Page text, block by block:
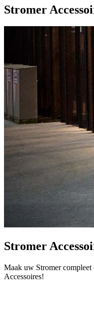
Stromer
Stromer
Maak uw Stromer compleet
Accessoires!